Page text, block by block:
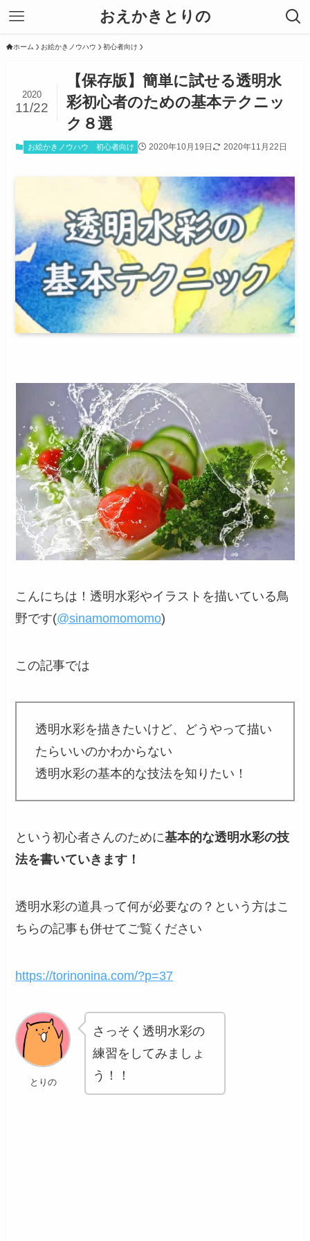
おえかきとりの
ホーム お絵かきノウハウ 初心者向け
【保存版】簡単に試せる透明水
彩初心者のための基本テクニッ
ク８選
2020
11/22
お絵かきノウハウ 初心者向け 2020年10月19日 2020年11月22日
こんにちは！透明水彩やイラストを描いている鳥
野です(@sinamomomomo)
この記事では
透明水彩を描きたいけど、どうやって描い
たらいいのかわからない
透明水彩の基本的な技法を知りたい！
という初心者さんのために基本的な透明水彩の技
法を書いていきます！
透明水彩の道具って何が必要なの？という方はこ
ちらの記事も併せてご覧ください
https://torinonina.com/?p=37
とりの
さっそく透明水彩の
練習をしてみましょ
う！！